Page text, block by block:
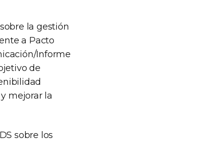
la gestión
a Pacto
Informe
de
mejorar la
sobre los